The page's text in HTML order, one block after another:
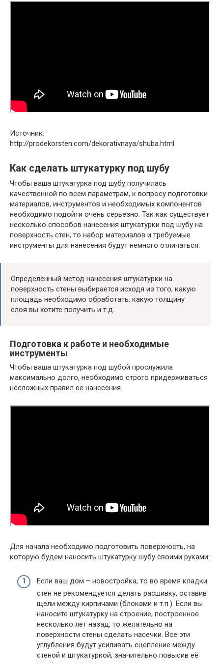
Источник:
http://prodekorsten.com/dekorativnaya/shuba.html
Как сделать штукатурку под шубу
Чтобы ваша штукатурка под шубу получилась
качественной по всем параметрам, к вопросу подготовки
материалов, инструментов и необходимых компонентов
необходимо подойти очень серьезно. Так как существует
несколько способов нанесения штукатурки под шубу на
поверхность стен, то набор материалов и требуемые
инструменты для нанесения будут немного отличаться.
Определённый метод нанесения штукатурки на
поверхность стены выбирается исходя из того, какую
площадь необходимо обработать, какую толщину
слоя вы хотите получить и т.д.
Подготовка к работе и необходимые
инструменты
Чтобы ваша штукатурка под шубой прослужила
максимально долго, необходимо строго придерживаться
несложных правил её нанесения.
Для начала необходимо подготовить поверхность, на
которую будем наносить штукатурку шубу своими руками:
Если ваш дом – новостройка, то во время кладки
стен не рекомендуется делать расшивку, оставив
щели между кирпичами (блоками и т.п.). Если вы
наносите штукатурку на строение, построенное
несколько лет назад, то желательно на
поверхности стены сделать насечки. Все эти
углубления будут усиливать сцепление между
стеной и штукатуркой, значительно повысив её